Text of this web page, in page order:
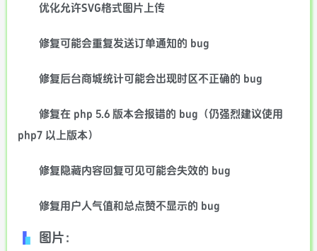
优化允许SVG格式图片上传
修复可能会重复发送订单通知的 bug
修复后台商城统计可能会出现时区不正确的 bug
修复在 php 5.6 版本会报错的 bug（仍强烈建议使用
php7 以上版本）
修复隐藏内容回复可见可能会失效的 bug
修复用户人气值和总点赞不显示的 bug
图片：